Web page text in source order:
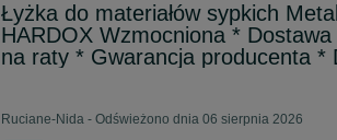
Łyżka do materiałów sypkich
HARDOX Wzmocniona * Dostawa
na raty * Gwarancja producenta *
Ruciane-Nida - Odświeżono dnia 06 sierpnia 2026